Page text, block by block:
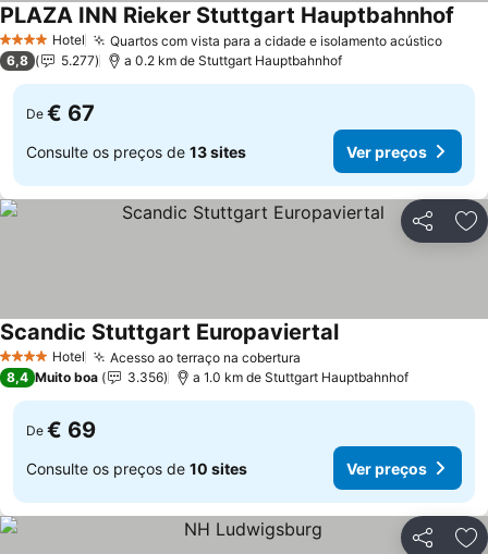
4 EstrelasHotel Quartos com vista para a cidade e isolamento acústico
PLAZA INN Rieker Stuttgart Hauptbahnhof
6,8 5.277 a 0.2 km de Stuttgart Hauptbahnhof
De € 67
Consulte os preços de 13 sites Ver preços
Partilhar
4 EstrelasHotel Acesso ao terraço na cobertura
Scandic Stuttgart Europaviertal
8,4 Muito boa 3.356 a 1.0 km de Stuttgart Hauptbahnhof
De € 69
Consulte os preços de 10 sites Ver preços
Partilhar